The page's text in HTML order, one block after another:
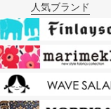
人気ブランド